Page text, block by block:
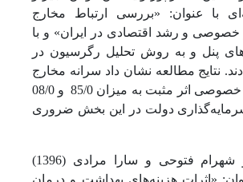
با عنوان: «بررسی ارتباط مخارج
و رشد اقتصادی در ایران» و با
پنل و به روش تحلیل رگرسیون در
دادند. نتایج مطالعه نشان داد سرانه مخارج
اثر مثبت به میزان 85/0
و 08/0
سرمایه‌گذاری دولت در این بخش ضروری
خانزادی، آزاد و شهرام فتوحی و سارا مرادی (1396)